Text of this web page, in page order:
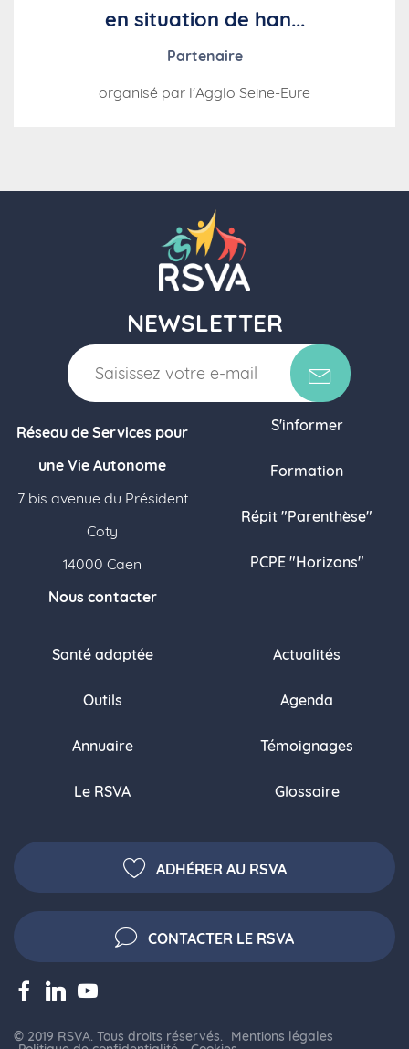
en situation de han...
Partenaire
organisé par l'Agglo Seine-Eure
NEWSLETTER
Réseau de Services pour
une Vie Autonome
7 bis avenue du Président
Coty
14000 Caen
Nous contacter
S'informer
Formation
Répit "Parenthèse"
PCPE "Horizons"
Santé adaptée
Outils
Annuaire
Le RSVA
Actualités
Agenda
Témoignages
Glossaire
ADHÉRER AU RSVA
CONTACTER LE RSVA
© 2019 RSVA. Tous droits réservés. Mentions légales